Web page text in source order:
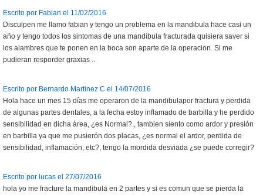
Escrito por Fabian el 11/02/2016
Disculpen me llamo fabian y tengo un problema en la mandibula hace casi un
año y tengo todos los sintomas de una mandibula fracturada quisiera saver si
los alambres que te ponen en la boca son aparte de la operacion. Si me
pudieran resporder graxias ..
Escrito por Bernardo Martinez C el 14/07/2016
Hola hace un mes 15 días me operaron de la mandibulapor fractura y perdida
de algunas partes dentales, a la fecha estoy inflamado de barbilla y he perdido
sensibilidad en dicha área, ¿es Normal?., tambien siento como ardor y presión
en barbilla ya que me pusierón dos placas, ¿es normal el ardor, perdida de
sensibilidad, inflamación, etc?, tengo la mordida desviada ¿se puede corregir?
Escrito por lucas el 27/07/2016
hola yo me fracture la mandibula en 2 partes y si es comun que se pierda la